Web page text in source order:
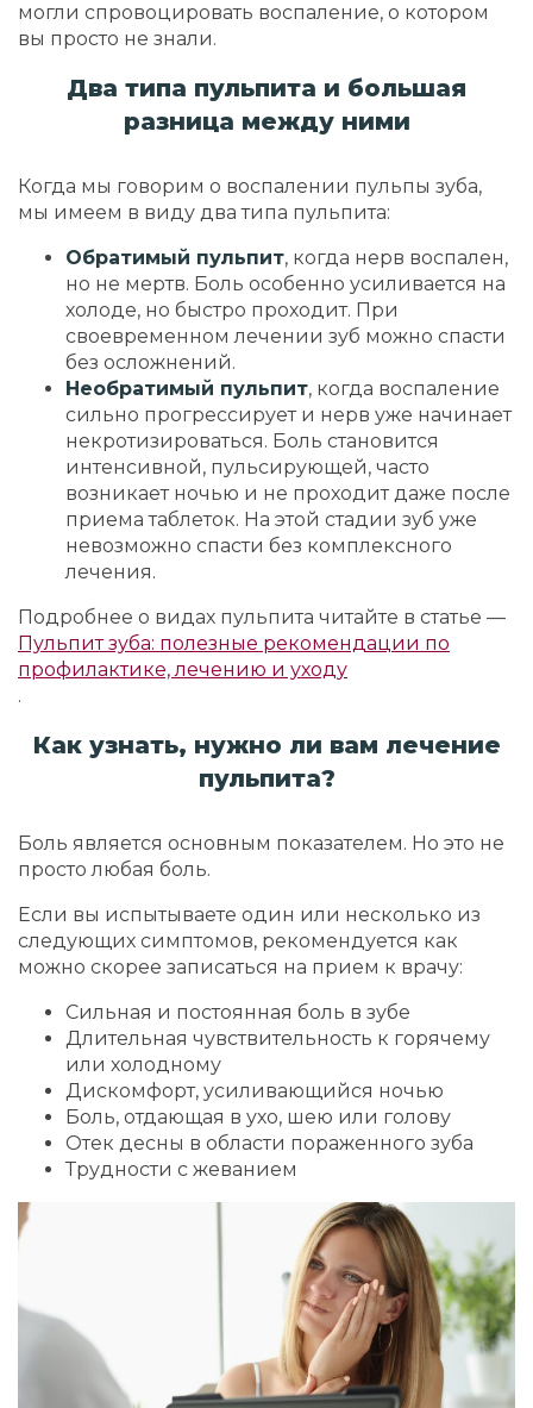
могли спровоцировать воспаление, о котором
вы просто не знали.
Два типа пульпита и большая
разница между ними
Когда мы говорим о воспалении пульпы зуба,
мы имеем в виду два типа пульпита:
Обратимый пульпит, когда нерв воспален,
но не мертв. Боль особенно усиливается на
холоде, но быстро проходит. При
своевременном лечении зуб можно спасти
без осложнений.
Необратимый пульпит, когда воспаление
сильно прогрессирует и нерв уже начинает
некротизироваться. Боль становится
интенсивной, пульсирующей, часто
возникает ночью и не проходит даже после
приема таблеток. На этой стадии зуб уже
невозможно спасти без комплексного
лечения.
Подробнее о видах пульпита читайте в статье —
Пульпит зуба: полезные рекомендации по
профилактике, лечению и уходу
.
Как узнать, нужно ли вам лечение
пульпита?
Боль является основным показателем. Но это не
просто любая боль.
Если вы испытываете один или несколько из
следующих симптомов, рекомендуется как
можно скорее записаться на прием к врачу:
Сильная и постоянная боль в зубе
Длительная чувствительность к горячему
или холодному
Дискомфорт, усиливающийся ночью
Боль, отдающая в ухо, шею или голову
Отек десны в области пораженного зуба
Трудности с жеванием